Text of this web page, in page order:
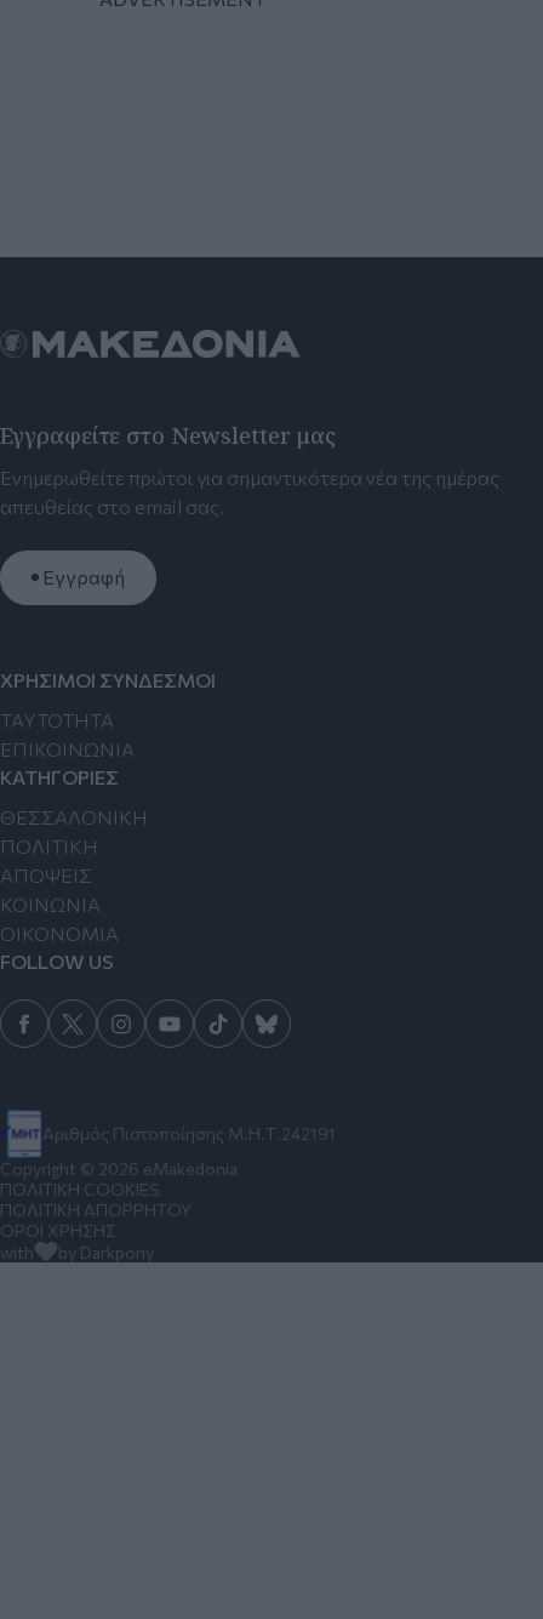
Εγγραφείτε στο Newsletter μας
Ενημερωθείτε πρώτοι για σημαντικότερα νέα της ημέρας
απευθείας στο email σας.
Εγγραφή
Αριθμός Πιστοποίησης Μ.Η.Τ.242191
ΧΡΗΣΙΜΟΙ ΣΥΝΔΕΣΜΟΙ
TAYTOTHTA
ΕΠΙΚΟΙΝΩΝΙΑ
ΚΑΤΗΓΟΡΙΕΣ
ΘΕΣΣΑΛΟΝΙΚΗ
ΠΟΛΙΤΙΚΗ
ΑΠΟΨΕΙΣ
ΚΟΙΝΩΝΙΑ
ΟΙΚΟΝΟΜΙΑ
FOLLOW US
Copyright © 2026 eMakedonia
ΠΟΛΙΤΙΚΗ COOKIES
ΠΟΛΙΤΙΚΗ ΑΠΟΡΡΗΤΟΥ
ΟΡΟΙ ΧΡΗΣΗΣ
with
by Darkpony